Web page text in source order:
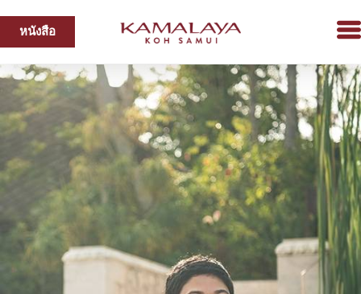
หนังสือ